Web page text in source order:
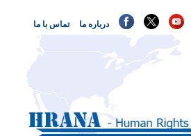
تماس با ما درباره ما